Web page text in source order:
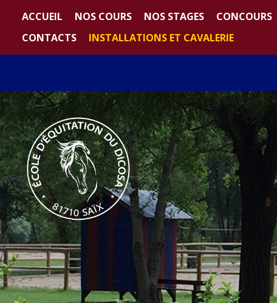
ACCUEIL NOS COURS NOS STAGES CONCOURS
CONTACTS
INSTALLATIONS ET CAVALERIE